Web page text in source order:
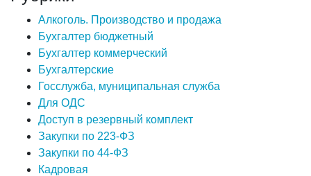
Алкоголь. Производство и продажа
Бухгалтер бюджетный
Бухгалтер коммерческий
Бухгалтерские
Госслужба, муниципальная служба
Для ОДС
Доступ в резервный комплект
Закупки по 223-ФЗ
Закупки по 44-ФЗ
Кадровая